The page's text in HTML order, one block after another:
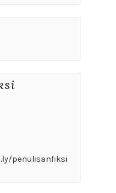
penulisanfiksi